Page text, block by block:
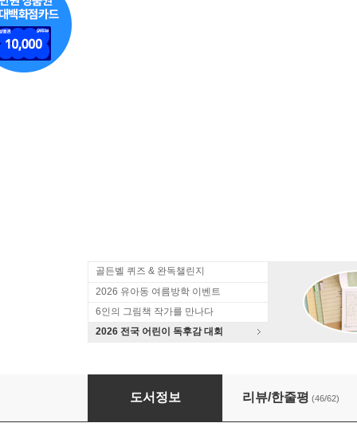
골든벨 퀴즈 & 완독챌린지
2026 유아동 여름방학 이벤트
6인의 그림책 작가를 만나다
2026 전국 어린이 독후감 대회
마법천자문 65 + 마법천자문 공식 설정집 : 天地
도서정보 리뷰/한줄평 (46/62)